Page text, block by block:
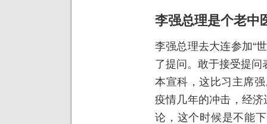
李强总理是个老中
李强总理去大连参加“
了提问。敢于接受提
本宣科，这比习主席
疫情几年的冲击，经济
论，这个时候是不能